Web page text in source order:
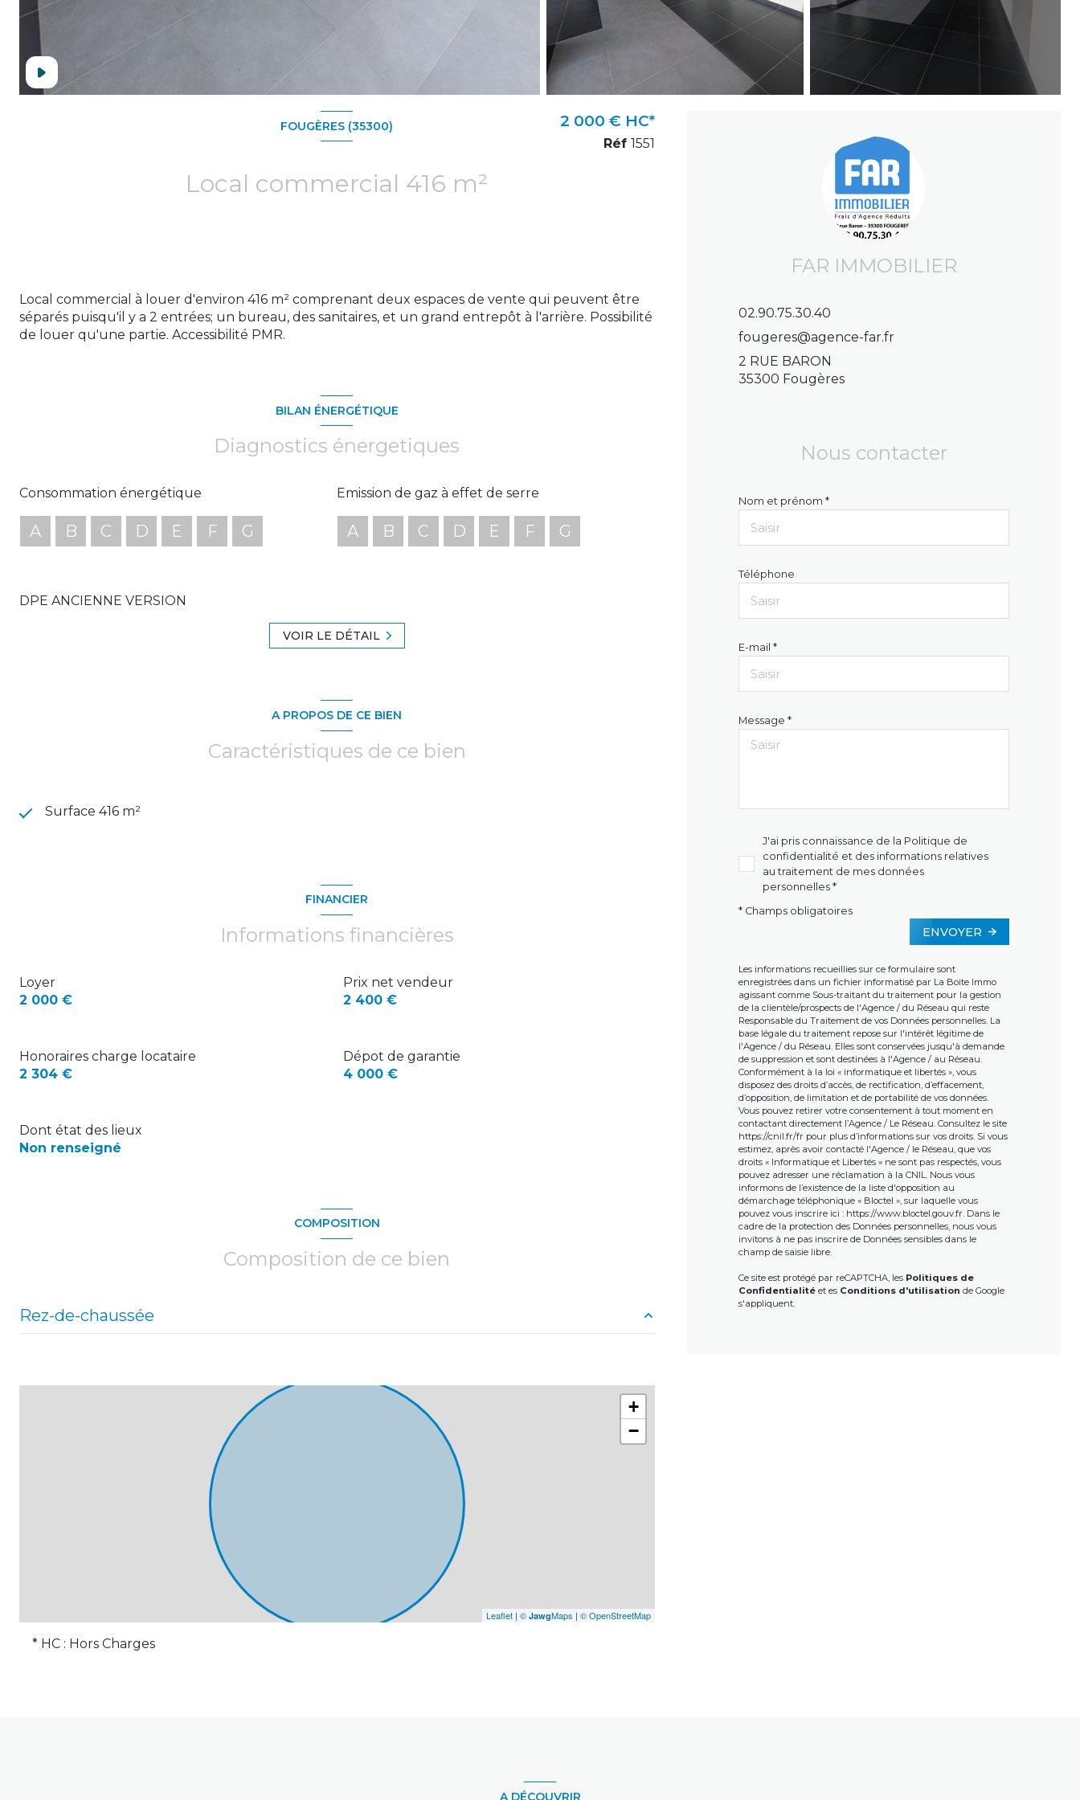
FOUGÈRES (35300)
Local commercial 416 m²
2 000 € HC*
Réf 1551
Local commercial à louer d'environ 416 m² comprenant deux espaces de vente qui peuvent être
séparés puisqu'il y a 2 entrées; un bureau, des sanitaires, et un grand entrepôt à l'arrière. Possibilité
de louer qu'une partie. Accessibilité PMR.
BILAN ÉNERGÉTIQUE
Diagnostics énergetiques
Consommation énergétique
A B C D E F G
Emission de gaz à effet de serre
A B C D E F G
DPE ANCIENNE VERSION
VOIR LE DÉTAIL
A PROPOS DE CE BIEN
Caractéristiques de ce bien
Surface 416 m²
FINANCIER
Informations financières
Loyer
2 000 €
Prix net vendeur
2 400 €
Honoraires charge locataire
2 304 €
Dont état des lieux
Non renseigné
Dépot de garantie
4 000 €
COMPOSITION
Composition de ce bien
Rez-de-chaussée
80 m²
20 m²
+
−
Leaflet| © JawgMaps | © OpenStreetMap
FAR IMMOBILIER
02.90.75.30.40
fougeres@agence-far.fr
2 RUE BARON
35300 Fougères
Nous contacter
Nom et prénom *
Téléphone
E-mail *
Message *
J'ai pris connaissance de la Politique de
confidentialité et des informations relatives
au traitement de mes données
personnelles *
* Champs obligatoires
ENVOYER
Les informations recueillies sur ce formulaire sont
enregistrées dans un fichier informatisé par La Boite Immo
agissant comme Sous-traitant du traitement pour la gestion
de la clientèle/prospects de l'Agence / du Réseau qui reste
Responsable du Traitement de vos Données personnelles. La
base légale du traitement repose sur l'intérêt légitime de
l'Agence / du Réseau. Elles sont conservées jusqu'à demande
de suppression et sont destinées à l'Agence / au Réseau.
Conformément à la loi « informatique et libertés », vous
disposez des droits d’accès, de rectification, d’effacement,
d’opposition, de limitation et de portabilité de vos données.
Vous pouvez retirer votre consentement à tout moment en
contactant directement l’Agence / Le Réseau. Consultez le site
https://cnil.fr/fr pour plus d’informations sur vos droits. Si vous
estimez, après avoir contacté l'Agence / le Réseau, que vos
droits « Informatique et Libertés » ne sont pas respectés, vous
pouvez adresser une réclamation à la CNIL. Nous vous
informons de l’existence de la liste d'opposition au
démarchage téléphonique « Bloctel », sur laquelle vous
pouvez vous inscrire ici : https://www.bloctel.gouv.fr. Dans le
cadre de la protection des Données personnelles, nous vous
invitons à ne pas inscrire de Données sensibles dans le
champ de saisie libre.
Ce site est protégé par reCAPTCHA, les Politiques de
Confidentialitéet es Conditions d'utilisation de Google
s'appliquent.
* HC : Hors Charges
A DÉCOUVRIR